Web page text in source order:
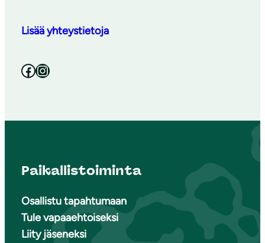
Lisää yhteystietoja
Facebook Instagram
Paikallistoiminta
Osallistu tapahtumaan
Tule vapaaehtoiseksi
Liity jäseneksi